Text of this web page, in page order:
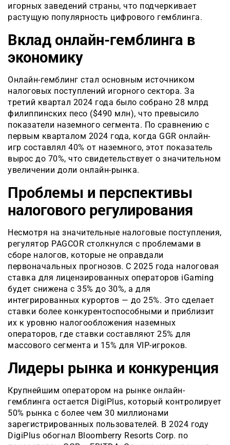
игорных заведений страны, что подчеркивает
растущую популярность цифрового гемблинга.
Вклад онлайн-гемблинга в
экономику
Онлайн-гемблинг стал основным источником
налоговых поступлений игорного сектора. За
третий квартал 2024 года было собрано 28 млрд
филиппинских песо ($490 млн), что превысило
показатели наземного сегмента. По сравнению с
первым кварталом 2024 года, когда GGR онлайн-
игр составлял 40% от наземного, этот показатель
вырос до 70%, что свидетельствует о значительном
увеличении доли онлайн-рынка.
Проблемы и перспективы
налогового регулирования
Несмотря на значительные налоговые поступления,
регулятор PAGCOR столкнулся с проблемами в
сборе налогов, которые не оправдали
первоначальных прогнозов. С 2025 года налоговая
ставка для лицензированных операторов iGaming
будет снижена с 35% до 30%, а для
интегрированных курортов — до 25%. Это сделает
ставки более конкурентоспособными и приблизит
их к уровню налогообложения наземных
операторов, где ставки составляют 25% для
массового сегмента и 15% для VIP-игроков.
Лидеры рынка и конкуренция
Крупнейшим оператором на рынке онлайн-
гемблинга остается DigiPlus, который контролирует
50% рынка с более чем 30 миллионами
зарегистрированных пользователей. В 2024 году
DigiPlus обогнал Bloomberry Resorts Corp. по